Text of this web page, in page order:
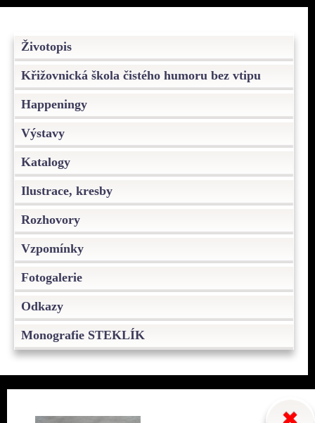
Životopis
Křižovnická škola čistého humoru bez vtipu
Happeningy
Výstavy
Katalogy
Ilustrace, kresby
Rozhovory
Vzpomínky
Fotogalerie
Odkazy
Monografie STEKLÍK